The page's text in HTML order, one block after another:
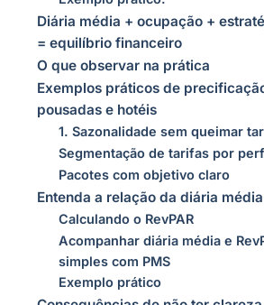
Diária média + ocupação +
= equilíbrio financeiro
O que observar na prática
Exemplos práticos de
pousadas e hotéis
1. Sazonalidade sem queimar
Segmentação de tarifas por
Pacotes com objetivo claro
Entenda a relação da diária
Calculando o RevPAR
Acompanhar diária média e
simples com PMS
Exemplo prático